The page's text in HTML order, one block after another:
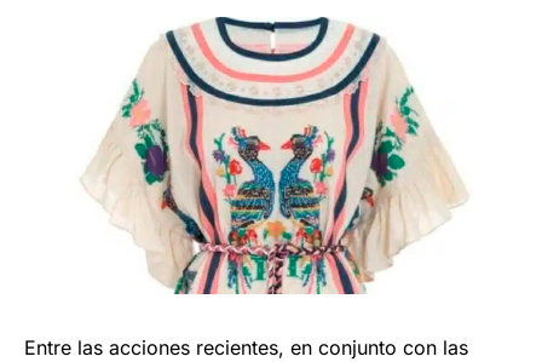
Entre las acciones recientes, en conjunto con las